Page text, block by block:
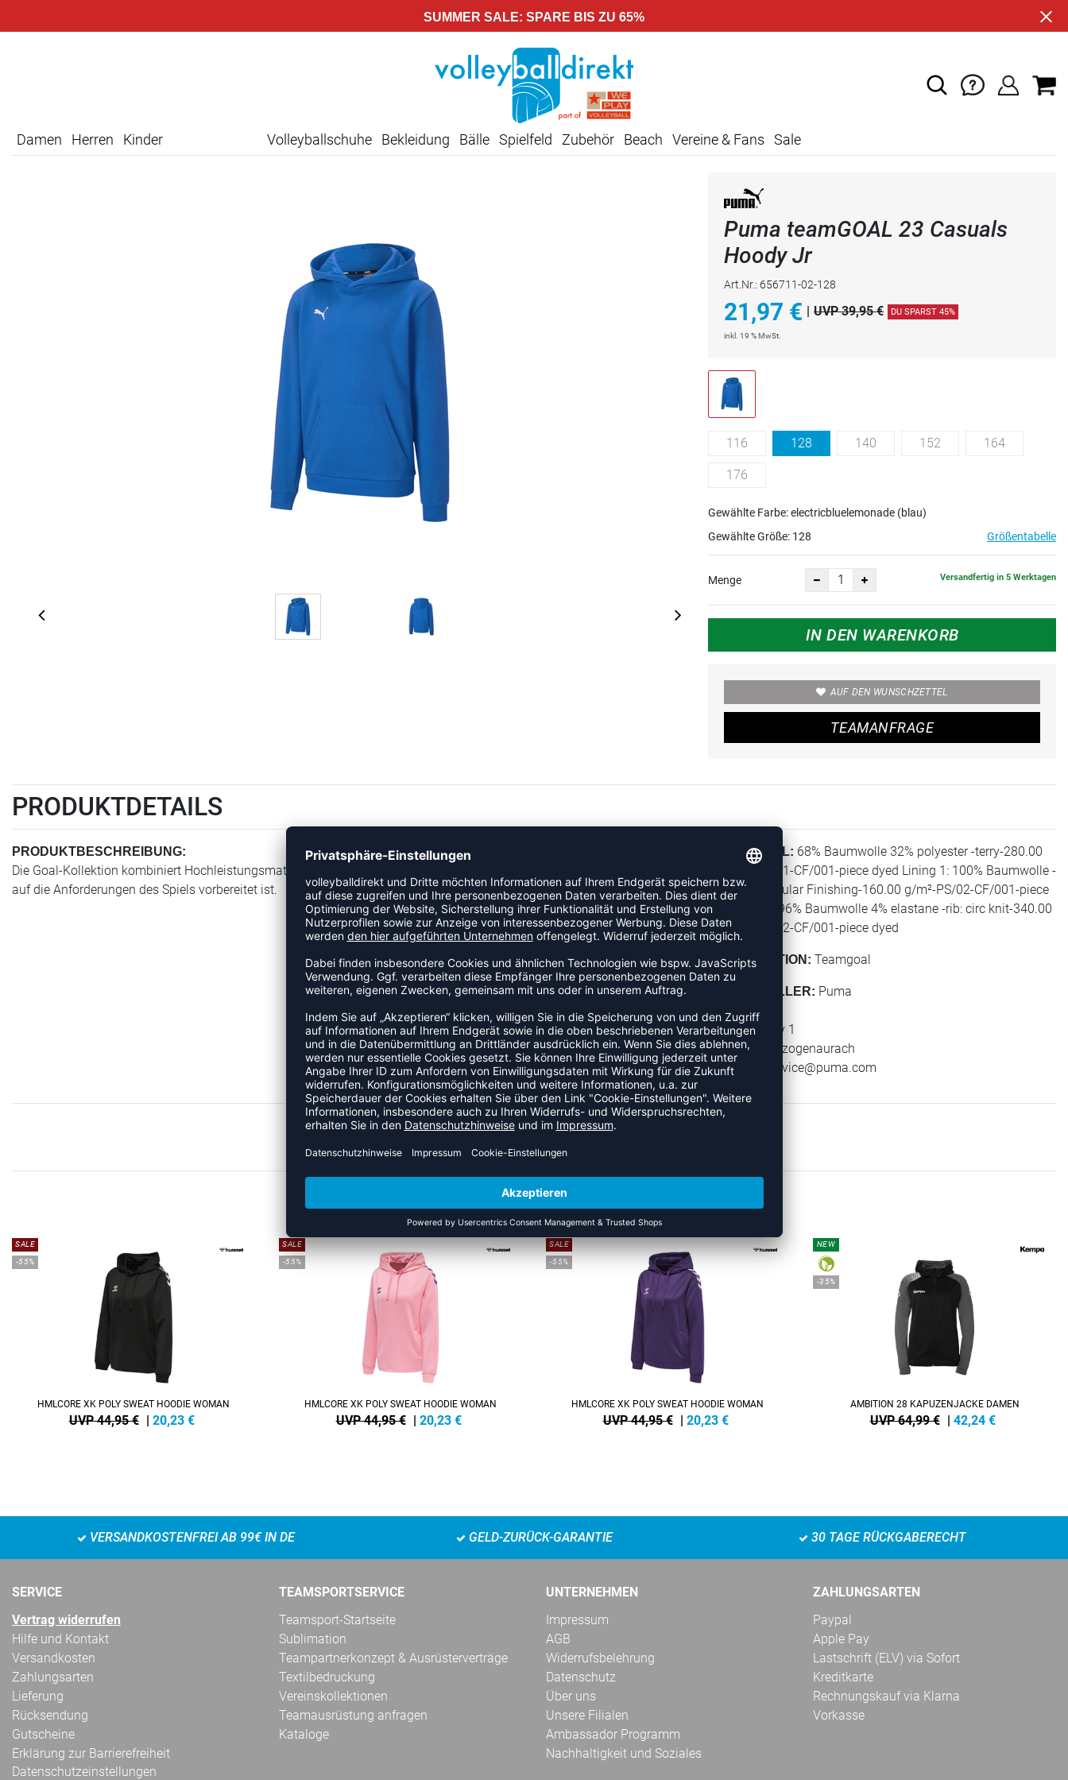
SUMMER SALE: SPARE BIS ZU 65%
Damen Herren Kinder Volleyballschuhe Bekleidung Bälle Spielfeld Zubehör Beach Vereine & Fans Sale
Puma teamGOAL 23 Casuals
Hoody Jr
Art.Nr.: 656711-02-128
21,97 € UVP 39,95 € DU SPARST 45%
inkl. 19 % MwSt.
116 128 140 152 164
176
Gewählte Farbe: electricbluelemonade (blau)
Gewählte Größe: 128 Größentabelle
Menge Versandfertig in 5 Werktagen
IN DEN WARENKORB
AUF DEN WUNSCHZETTEL
TEAMANFRAGE
PRODUKTDETAILS
PRODUKTBESCHREIBUNG:
Die Goal-Kollektion kombiniert Hochleistungsmaterialien mit modernem Design, damit deine Mannschaft auf allen Ebenen
auf die Anforderungen des Spiels vorbereitet ist.
MATERIAL: 68% Baumwolle 32% polyester -terry-280.00
g/m²-PS/01-CF/001-piece dyed Lining 1: 100% Baumwolle -
jersey-Regular Finishing-160.00 g/m²-PS/02-CF/001-piece
dyed Rib: 96% Baumwolle 4% elastane -rib: circ knit-340.00
g/m²-PS/02-CF/001-piece dyed
KOLLEKTION: Teamgoal
HERSTELLER: Puma
Puma SE
Puma Way 1
91074 Herzogenaurach
E-Mail:
service@puma.com
ZULETZT ANGESEHEN
MEHR AUS DER KATEGORIE HOODYS
SALE
-55%
HMLCORE XK POLY SWEAT HOODIE WOMAN
UVP 44,95 € | 20,23 €
SALE
-55%
HMLCORE XK POLY SWEAT HOODIE WOMAN
UVP 44,95 € | 20,23 €
SALE
-55%
HMLCORE XK POLY SWEAT HOODIE WOMAN
UVP 44,95 € | 20,23 €
NEW
-35%
AMBITION 28 KAPUZENJACKE DAMEN
UVP 64,99 € | 42,24 €
VERSANDKOSTENFREI AB 99€ IN DE GELD-ZURÜCK-GARANTIE 30 TAGE RÜCKGABERECHT
SERVICE
Vertrag widerrufen
Hilfe und Kontakt
Versandkosten
Zahlungsarten
Lieferung
Rücksendung
Gutscheine
Erklärung zur Barrierefreiheit
Datenschutzeinstellungen
TEAMSPORTSERVICE
Teamsport-Startseite
Sublimation
Teampartnerkonzept & Ausrüsterverträge
Textilbedruckung
Vereinskollektionen
Teamausrüstung anfragen
Kataloge
UNTERNEHMEN
Impressum
AGB
Widerrufsbelehrung
Datenschutz
Über uns
Unsere Filialen
Ambassador Programm
Nachhaltigkeit und Soziales
ZAHLUNGSARTEN
Paypal
Apple Pay
Lastschrift (ELV) via Sofort
Kreditkarte
Rechnungskauf via Klarna
Vorkasse